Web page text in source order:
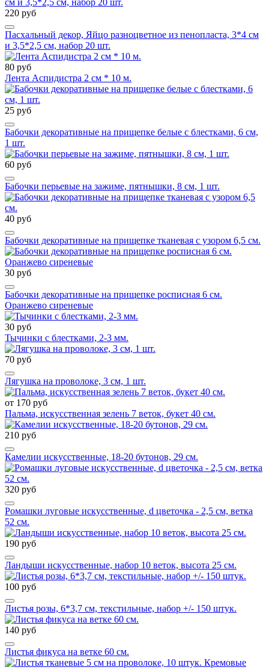
220 руб
Пасхальный декор, Яйцо разноцветное из пенопласта, 3*4 см
и 3,5*2,5 см, набор 20 шт.
80 руб
Лента Аспидистра 2 см * 10 м.
25 руб
Бабочки декоративные на прищепке белые с блестками, 6 см,
1 шт.
60 руб
Бабочки перьевые на зажиме, пятнышки, 8 см, 1 шт.
40 руб
Бабочки декоративные на прищепке тканевая с узором 6,5 см.
30 руб
Бабочки декоративные на прищепке росписная 6 см.
Оранжево сиреневые
30 руб
Тычинки с блестками, 2-3 мм.
70 руб
Лягушка на проволоке, 3 см, 1 шт.
от 170 руб
Пальма, искусственная зелень 7 веток, букет 40 см.
210 руб
Камелии искусственные, 18-20 бутонов, 29 см.
320 руб
Ромашки луговые искусственные, d цветочка - 2,5 см, ветка
52 см.
190 руб
Ландыши искусственные, набор 10 веток, высота 25 см.
100 руб
Листья розы, 6*3,7 см, текстильные, набор +/- 150 штук.
140 руб
Листья фикуса на ветке 60 см.